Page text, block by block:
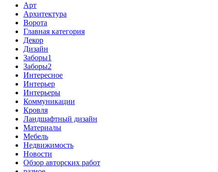
Арт
Архитектура
Ворота
Главная категория
Декор
Дизайн
Заборы1
Заборы2
Интересное
Интерьер
Интерьеры
Коммуникации
Кровля
Ландшафтный дизайн
Материалы
Мебель
Недвижимость
Новости
Обзор авторских работ